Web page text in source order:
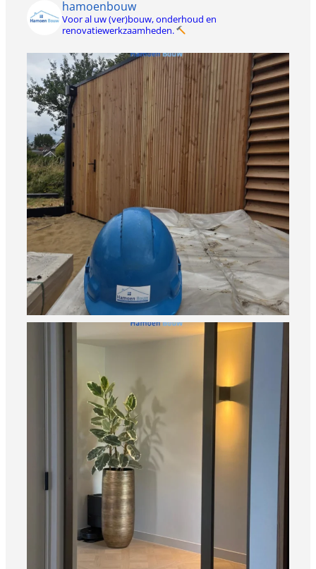
hamoenbouw
Voor al uw (ver)bouw, onderhoud en
renovatiewerkzaamheden.